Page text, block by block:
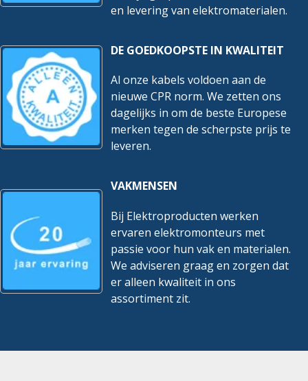
en levering van elektromaterialen.
DE GOEDKOOPSTE IN KWALITEIT
Al onze kabels voldoen aan de
nieuwe CPR norm. We zetten ons
dagelijks in om de beste Europese
merken tegen de scherpste prijs te
leveren.
VAKMENSEN
Bij Elektroproducten werken
ervaren elektromonteurs met
passie voor hun vak en materialen.
We adviseren graag en zorgen dat
er alleen kwaliteit in ons
assortiment zit.